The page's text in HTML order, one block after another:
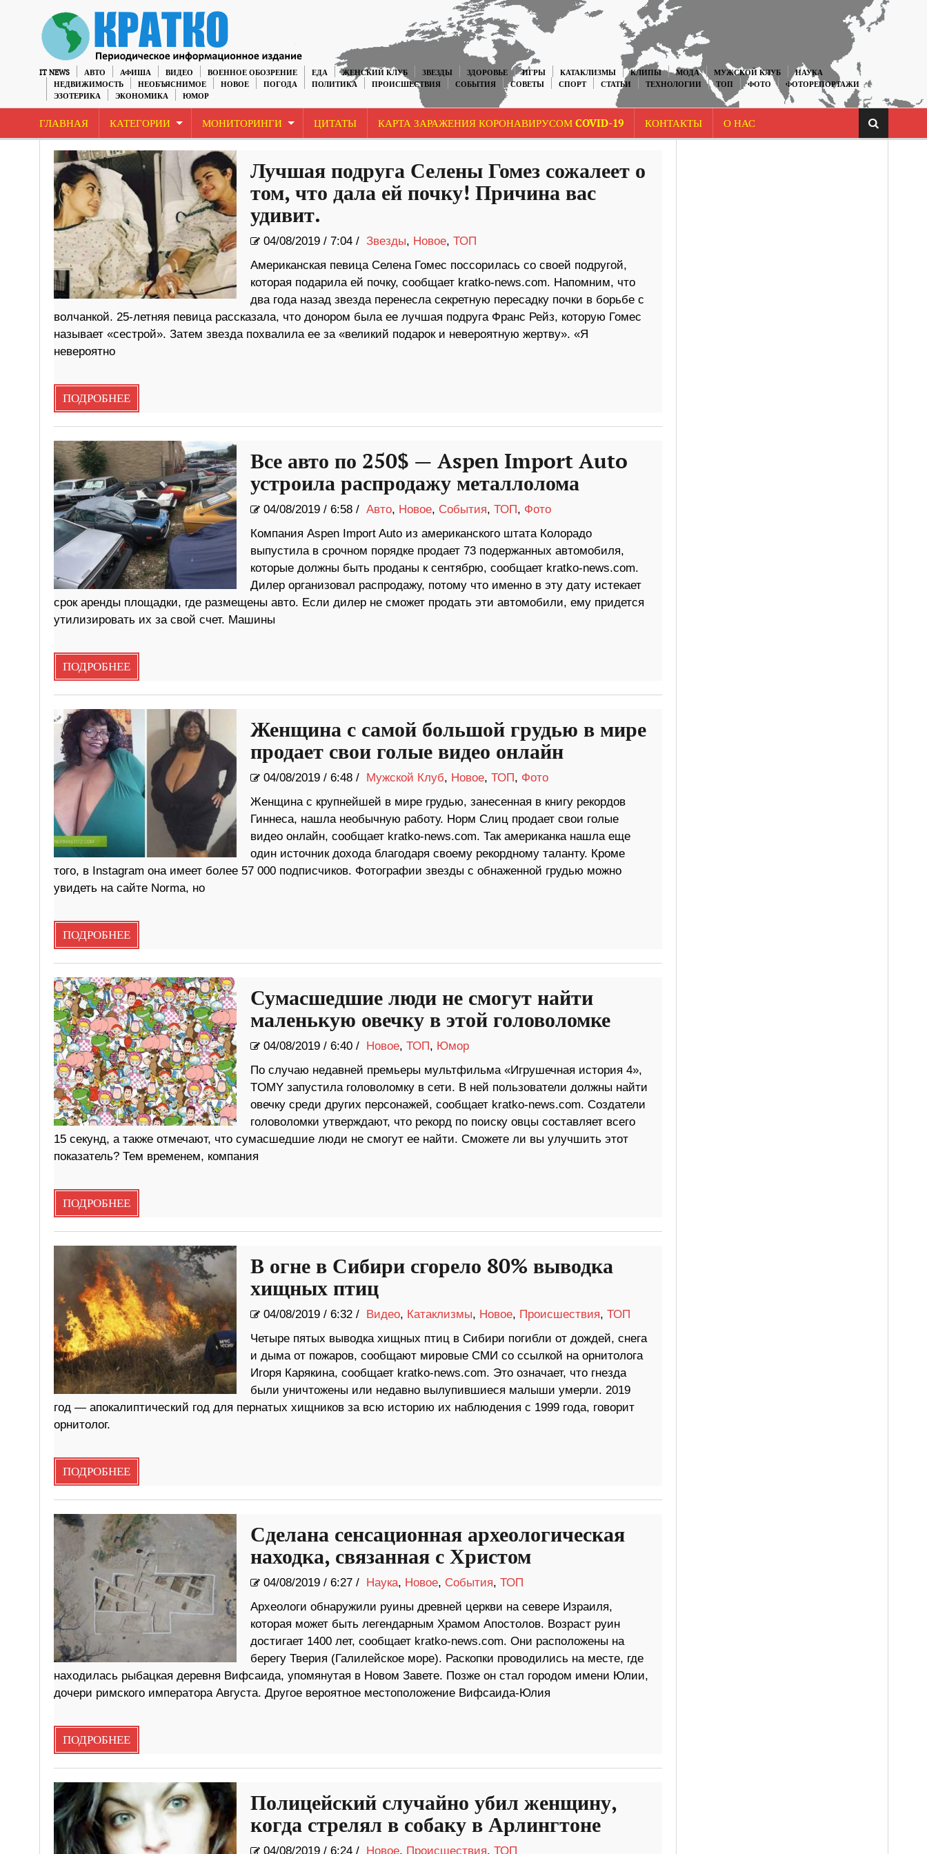
IT NEWS АВТО АФИША ВИДЕО ВОЕННОЕ ОБОЗРЕНИЕ ЕДА ЖЕНСКИЙ КЛУБ ЗВЕЗДЫ ЗДОРОВЬЕ ИГРЫ КАТАКЛИЗМЫ КЛИПЫ МОДА МУЖСКОЙ КЛУБ
НАУКА
НЕДВИЖИМОСТЬ
НЕОБЪЯСНИМОЕ НОВОЕ ПОГОДА ПОЛИТИКА ПРОИСШЕСТВИЯ СОБЫТИЯ СОВЕТЫ СПОРТ СТАТЬИ ТЕХНОЛОГИИ ТОП ФОТО
ФОТОРЕПОРТАЖИ
ЭЗОТЕРИКА
ЭКОНОМИКА ЮМОР
ГЛАВНАЯ КАТЕГОРИИ МОНИТОРИНГИ ЦИТАТЫ КАРТА ЗАРАЖЕНИЯ КОРОНАВИРУСОМ COVID-19 КОНТАКТЫ О НАС
Лучшая подруга Селены Гомез сожалеет о
том, что дала ей почку! Причина вас
удивит.
04/08/2019/ 7:04 / Звезды, Новое, ТОП
Американская певица Селена Гомес поссорилась со своей подругой,
которая подарила ей почку, сообщает kratko-news.com. Напомним, что
два года назад звезда перенесла секретную пересадку почки в борьбе с
волчанкой. 25-летняя певица рассказала, что донором была ее лучшая подруга Франс Рейз, которую Гомес
называет «сестрой». Затем звезда похвалила ее за «великий подарок и невероятную жертву». «Я
невероятно
ПОДРОБНЕЕ
Все авто по 250$ — Aspen Import Auto
устроила распродажу металлолома
04/08/2019/ 6:58 / Авто, Новое, События, ТОП, Фото
Компания Aspen Import Auto из американского штата Колорадо
выпустила в срочном порядке продает 73 подержанных автомобиля,
которые должны быть проданы к сентябрю, сообщает kratko-news.com.
Дилер организовал распродажу, потому что именно в эту дату истекает
срок аренды площадки, где размещены авто. Если дилер не сможет продать эти автомобили, ему придется
утилизировать их за свой счет. Машины
ПОДРОБНЕЕ
Женщина с самой большой грудью в мире
продает свои голые видео онлайн
04/08/2019/ 6:48 / Мужской Клуб, Новое, ТОП, Фото
Женщина с крупнейшей в мире грудью, занесенная в книгу рекордов
Гиннеса, нашла необычную работу. Норм Слиц продает свои голые
видео онлайн, сообщает kratko-news.com. Так американка нашла еще
один источник дохода благодаря своему рекордному таланту. Кроме
того, в Instagram она имеет более 57 000 подписчиков. Фотографии звезды с обнаженной грудью можно
увидеть на сайте Norma, но
ПОДРОБНЕЕ
Сумасшедшие люди не смогут найти
маленькую овечку в этой головоломке
04/08/2019/ 6:40 / Новое, ТОП, Юмор
По случаю недавней премьеры мультфильма «Игрушечная история 4»,
TOMY запустила головоломку в сети. В ней пользователи должны найти
овечку среди других персонажей, сообщает kratko-news.com. Создатели
головоломки утверждают, что рекорд по поиску овцы составляет всего
15 секунд, а также отмечают, что сумасшедшие люди не смогут ее найти. Сможете ли вы улучшить этот
показатель? Тем временем, компания
ПОДРОБНЕЕ
В огне в Сибири сгорело 80% выводка
хищных птиц
04/08/2019/ 6:32 / Видео, Катаклизмы, Новое, Происшествия, ТОП
Четыре пятых выводка хищных птиц в Сибири погибли от дождей, снега
и дыма от пожаров, сообщают мировые СМИ со ссылкой на орнитолога
Игоря Карякина, сообщает kratko-news.com. Это означает, что гнезда
были уничтожены или недавно вылупившиеся малыши умерли. 2019
год — апокалиптический год для пернатых хищников за всю историю их наблюдения с 1999 года, говорит
орнитолог.
ПОДРОБНЕЕ
Сделана сенсационная археологическая
находка, связанная с Христом
04/08/2019/ 6:27 / Наука, Новое, События, ТОП
Археологи обнаружили руины древней церкви на севере Израиля,
которая может быть легендарным Храмом Апостолов. Возраст руин
достигает 1400 лет, сообщает kratko-news.com. Они расположены на
берегу Тверия (Галилейское море). Раскопки проводились на месте, где
находилась рыбацкая деревня Вифсаида, упомянутая в Новом Завете. Позже он стал городом имени Юлии,
дочери римского императора Августа. Другое вероятное местоположение Вифсаида-Юлия
ПОДРОБНЕЕ
Полицейский случайно убил женщину,
когда стрелял в собаку в Арлингтоне
04/08/2019/ 6:24 / Новое, Происшествия, ТОП